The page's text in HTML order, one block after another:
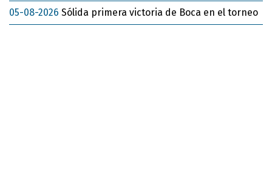
05-08-2026 Sólida primera victoria de Boca en el torneo